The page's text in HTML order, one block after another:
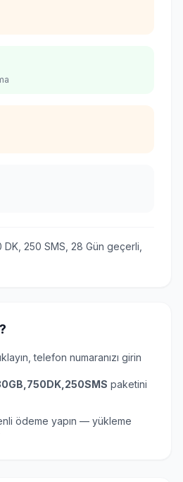
250 SMS, 28 Gün geçerli,
telefon numaranızı girin
paketini
ödeme yapın — yükleme